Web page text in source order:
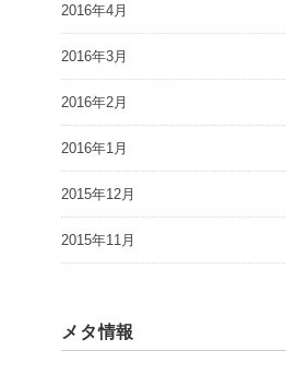
2016年4月
2016年3月
2016年2月
2016年1月
2015年12月
2015年11月
メタ情報